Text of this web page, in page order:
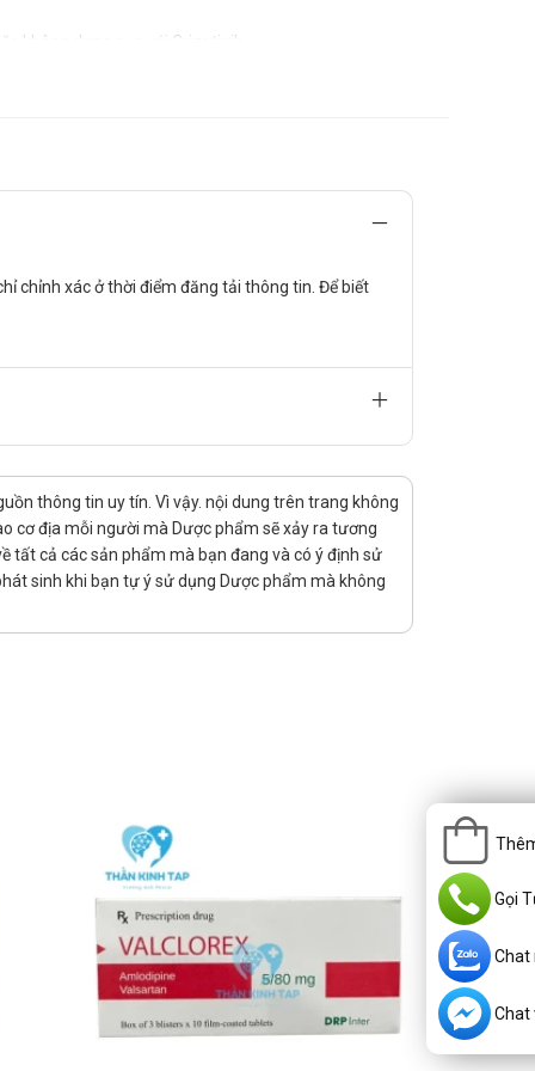
không dung nạp với Crizotinib.
Lưu ý tuyệt đối không sử dụng cùng lúc 2 liều thuốc.
bước, mỗi lần nên giảm 150mg/lần uống trong ngày
hợp suy gan nặng (Child-Pugh C) cần chỉnh liều khởi
nhân suy thận nặng nhưng do Alectinib thải trừ
chân;
vàng mắt.
dụng phụ nhất định.
trong quá trình điều trị và ít nhất 7 ngày sau liều thuốc
chỉnh xác ở thời điểm đăng tải thông tin. Để biết
thông tin uy tín. Vì vậy. nội dung trên trang không
cơ địa mỗi người mà Dược phẩm sẽ xảy ra tương
tất cả các sản phẩm mà bạn đang và có ý định sử
sinh khi bạn tự ý sử dụng Dược phẩm mà không
Gọi
Chat
Chat